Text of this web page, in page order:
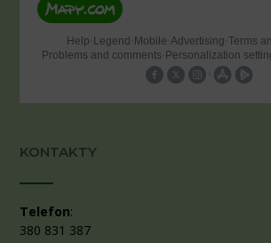
KONTAKTY
Telefon:
380 831 387